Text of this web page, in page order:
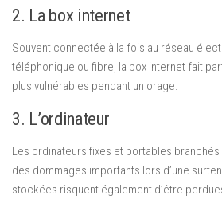
2. La box internet
Souvent connectée à la fois au réseau
téléphonique ou fibre, la box internet fait
plus vulnérables pendant un orage.
3. L’ordinateur
Les ordinateurs fixes et portables
des dommages importants lors d’une
stockées risquent également d’être